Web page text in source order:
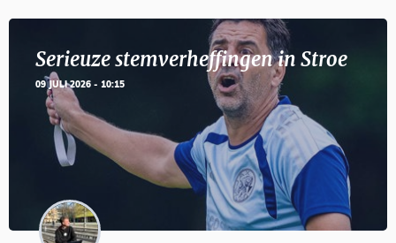
Serieuze stemverheffingen in Stroe
09 JULI 2026 - 10:15